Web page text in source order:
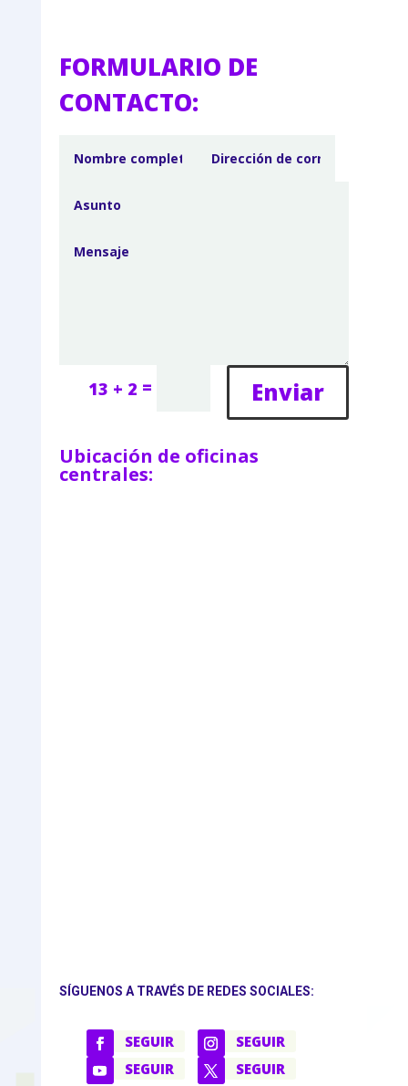
FORMULARIO DE
CONTACTO:
13 + 2 = Enviar
Ubicación de oficinas
centrales:
SÍGUENOS A TRAVÉS DE REDES SOCIALES:
SEGUIR
SEGUIR
SEGUIR
SEGUIR